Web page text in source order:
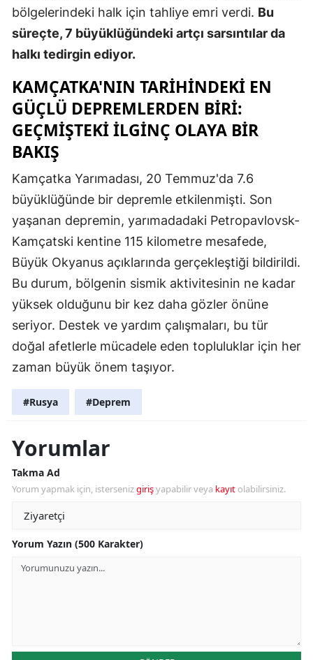
bölgelerindeki halk için tahliye emri verdi. Bu
süreçte, 7 büyüklüğündeki artçı sarsıntılar da
halkı tedirgin ediyor.
KAMÇATKA'NIN TARIHINDEKI EN
GÜÇLÜ DEPREMLERDEN BIRI:
GEÇMIŞTEKI İLGINÇ OLAYA BIR
BAKIŞ
Kamçatka Yarımadası, 20 Temmuz'da 7.6
büyüklüğünde bir depremle etkilenmişti. Son
yaşanan depremin, yarımadadaki Petropavlovsk-
Kamçatski kentine 115 kilometre mesafede,
Büyük Okyanus açıklarında gerçekleştiği bildirildi.
Bu durum, bölgenin sismik aktivitesinin ne kadar
yüksek olduğunu bir kez daha gözler önüne
seriyor. Destek ve yardım çalışmaları, bu tür
doğal afetlerle mücadele eden topluluklar için her
zaman büyük önem taşıyor.
#Rusya #Deprem
Yorumlar
Takma Ad
Yorum yapmak için, istersenizgirişyapabilir veya kayıt olabilirsiniz.
Yorum Yazın (500 Karakter)